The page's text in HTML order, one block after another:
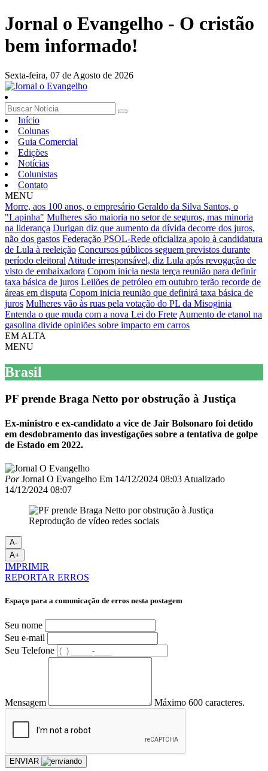
Jornal o Evangelho - O cristão
bem informado!
Sexta-feira, 07 de Agosto de 2026
Início
Colunas
Guia Comercial
Edições
Notícias
Colunistas
Contato
MENU
Morre, aos 100 anos, o empresário Geraldo da Silva Santos, o
"Lapinha" Mulheres são maioria no setor de seguros, mas minoria
na liderança Durigan diz que aumento da dívida decorre dos juros,
não dos gastos Federação PSOL-Rede oficializa apoio à candidatura
de Lula à reeleição Concursos públicos seguem previstos durante
período eleitoral Atitude irresponsável, diz Lula após revogação de
visto de embaixadora Copom inicia nesta terça reunião para definir
taxa básica de juros Leilões de petróleo em outubro terão recorde de
áreas em disputa Copom inicia reunião que definirá taxa básica de
juros Mulheres vão às ruas pela votação do PL da Misoginia
Entenda o que muda com a nova Lei do Frete Aumento de etanol na
gasolina divide opiniões sobre impacto em carros
EM ALTA
MENU
Brasil
PF prende Braga Netto por obstrução à Justiça
Ex-ministro e ex-candidato a vice de Jair Bolsonaro foi detido
em desdobramento das investigações sobre a tentativa de golpe
de Estado em 2022.
PorJornal O Evangelho Em 14/12/2024 08:03 Atualizado
14/12/2024 08:07
Reprodução de vídeo redes sociais
A-
A+
IMPRIMIR
REPORTAR ERROS
Espaço para a comunicação de erros nesta postagem
Seu nome
Seu e-mail
Seu Telefone
Mensagem Máximo 600 caracteres.
ENVIAR